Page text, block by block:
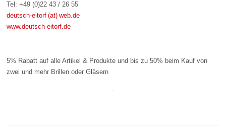
Tel: +49 (0)22 43 / 26 55
deutsch-eitorf (at) web.de
www.deutsch-eitorf.de
5% Rabatt auf alle Artikel & Produkte und bis zu 50% beim Kauf von
zwei und mehr Brillen oder Gläsern